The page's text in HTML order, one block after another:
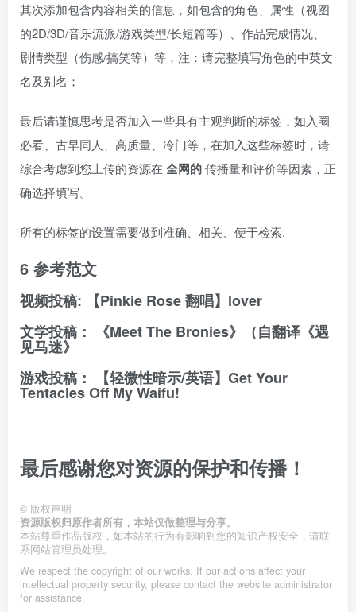
其次添加包含内容相关的信息，如包含的角色、属性（视图
的2D/3D/音乐流派/游戏类型/长短篇等）、作品完成情况、
剧情类型（伤感/搞笑等）等，注：请完整填写角色的中英文
名及别名；
最后请谨慎思考是否加入一些具有主观判断的标签，如入圈
必看、古早同人、高质量、冷门等，在加入这些标签时，请
综合考虑到您上传的资源在 全网的传播量和评价等因素，正
确选择填写。
所有的标签的设置需要做到准确、相关、便于检索.
6 参考范文
视频投稿:
【Pinkie Rose 翻唱】lover
文学投稿：
《Meet The Bronies》（自翻译《遇
见马迷》
游戏投稿：
【轻微性暗示/英语】Get Your
Tentacles Off My Waifu!
最后感谢您对资源的保护和传播！
© 版权声明
资源版权归原作者所有，本站仅做整理与分享。
本站尊重作品版权，如本站的行为有影响到您的知识产权安全，请联
系网站管理员处理。
We respect the copyright of our works. If our actions affect your
intellectual property security, please contact the website administrator
for assistance.